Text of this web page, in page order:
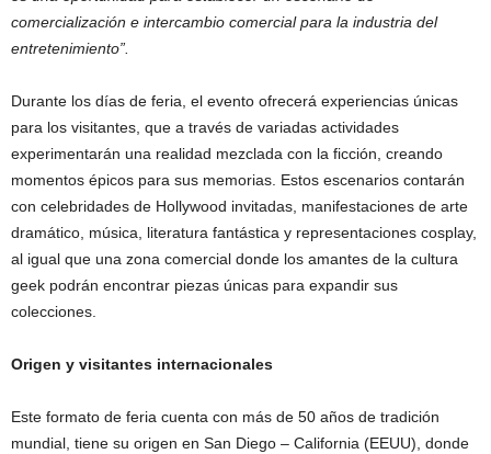
comercialización e intercambio comercial para la industria del
entretenimiento”.
Durante los días de feria, el evento ofrecerá experiencias únicas
para los visitantes, que a través de variadas actividades
experimentarán una realidad mezclada con la ficción, creando
momentos épicos para sus memorias. Estos escenarios contarán
con celebridades de Hollywood invitadas, manifestaciones de arte
dramático, música, literatura fantástica y representaciones cosplay,
al igual que una zona comercial donde los amantes de la cultura
geek podrán encontrar piezas únicas para expandir sus
colecciones.
Origen y visitantes internacionales
Este formato de feria cuenta con más de 50 años de tradición
mundial, tiene su origen en San Diego – California (EEUU), donde